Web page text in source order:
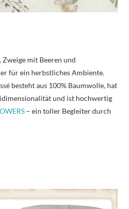
mit Beeren und
für ein herbstliches Ambiente.
besteht aus 100% Baumwolle, hat
und ist hochwertig
– ein toller Begleiter durch